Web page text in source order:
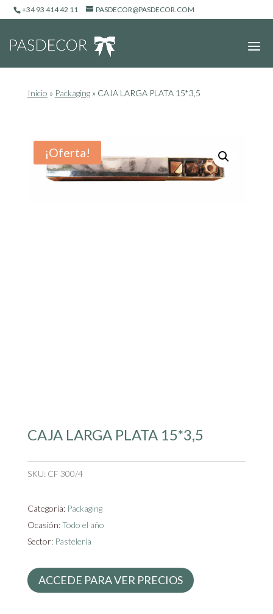
+34 93 414 42 11 PASDECOR@PASDECOR.COM
Inicio » Packaging» CAJA LARGA PLATA 15*3,5
¡Oferta!
CAJA LARGA PLATA 15*3,5
SKU: CF 300/4
Categoría: Packaging
Ocasión:Todo el año
Sector: Pastelería
ACCEDE PARA VER PRECIOS